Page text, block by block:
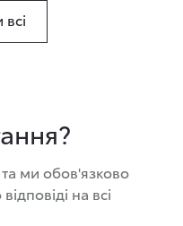
та ми обов'язково
на всі